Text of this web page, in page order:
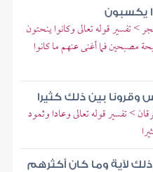
يكسبون
> تفسير قوله تعالى وكانوا ينحتون
مصبحين فما أغنى عنهم ما كانوا
وقرونا بين ذلك كثيرا
> تفسير قوله تعالى وعادا وثمود
لآية وما كان أكثرهم